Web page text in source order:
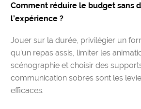
Comment réduire le budget sans
l’expérience ?
Jouer sur la durée, privilégier un
qu’un repas assis, limiter les
scénographie et choisir des
communication sobres sont les
efficaces.